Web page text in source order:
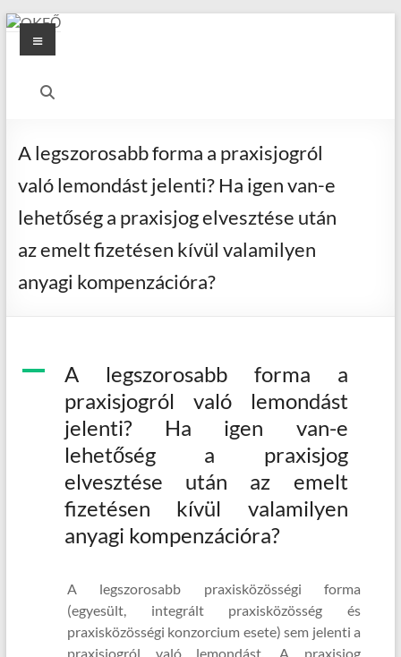
Skip
content
OKFŐ
Menu
A legszorosabb forma a praxisjogról
való lemondást jelenti? Ha igen van-e
lehetőség a praxisjog elvesztése után
az emelt fizetésen kívül valamilyen
anyagi kompenzációra?
A
A legszorosabb forma a
praxisjogról való lemondást
jelenti? Ha igen van-e
lehetőség a praxisjog
elvesztése után az emelt
fizetésen kívül valamilyen
anyagi kompenzációra?
A legszorosabb praxisközösségi forma
(egyesült, integrált praxisközösség és
praxisközösségi konzorcium esete) sem jelenti a
praxisjogról való lemondást. A praxisjog